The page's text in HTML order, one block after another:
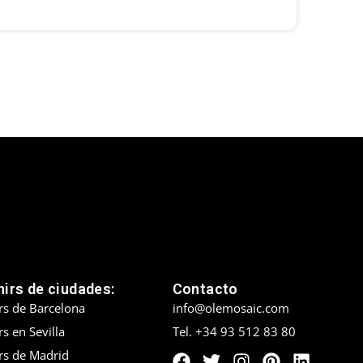
de ciudades:
de Barcelona
en Sevilla
de Madrid
Contacto
info@olemosaic.com
Tel. +34 93 512 83 80